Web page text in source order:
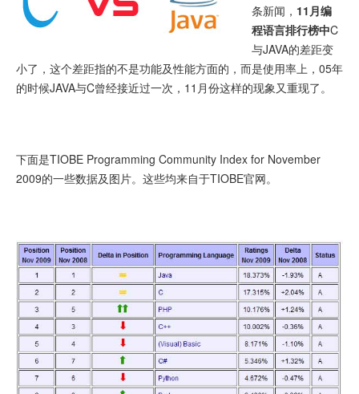
条新闻， 11月编
程语言排行榜中C
与JAVA的差距变
小了，这个差距指的不是功能及性能方面的，而是使用率上，05年
的时候JAVA与C曾经接近过一次，11月份这样的现象又重现了。
下面是TIOBE Programming Community Index for November
2009的一些数据及图片。这些均来自于TIOBE官网。